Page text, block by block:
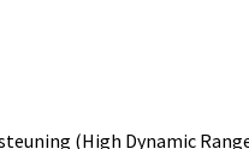
(High Dynamic